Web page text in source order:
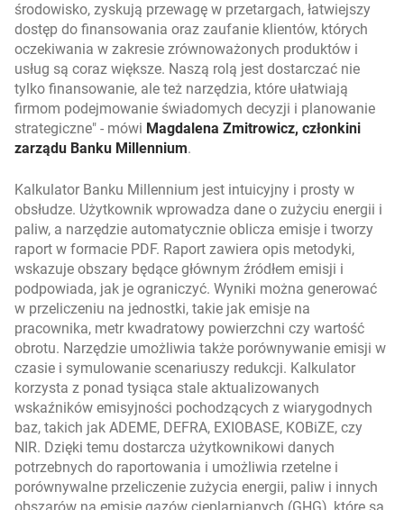
środowisko, zyskują przewagę w przetargach, łatwiejszy
dostęp do finansowania oraz zaufanie klientów, których
oczekiwania w zakresie zrównoważonych produktów i
usług są coraz większe. Naszą rolą jest dostarczać nie
tylko finansowanie, ale też narzędzia, które ułatwiają
firmom podejmowanie świadomych decyzji i planowanie
strategiczne - mówi Magdalena Zmitrowicz, członkini
zarządu Banku Millennium.
Kalkulator Banku Millennium jest intuicyjny i prosty w
obsłudze. Użytkownik wprowadza dane o zużyciu energii i
paliw, a narzędzie automatycznie oblicza emisje i tworzy
raport w formacie PDF. Raport zawiera opis metodyki,
wskazuje obszary będące głównym źródłem emisji i
podpowiada, jak je ograniczyć. Wyniki można generować
w przeliczeniu na jednostki, takie jak emisje na
pracownika, metr kwadratowy powierzchni czy wartość
obrotu. Narzędzie umożliwia także porównywanie emisji w
czasie i symulowanie scenariuszy redukcji. Kalkulator
korzysta z ponad tysiąca stale aktualizowanych
wskaźników emisyjności pochodzących z wiarygodnych
baz, takich jak ADEME, DEFRA, EXIOBASE, KOBiZE, czy
NIR. Dzięki temu dostarcza użytkownikowi danych
potrzebnych do raportowania i umożliwia rzetelne i
porównywalne przeliczenie zużycia energii, paliw i innych